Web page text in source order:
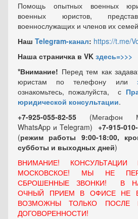
Помощь опытных военных
военных юристов,
военнослужащих и членов их
Наш Telegram-канал: https://t.me/
Наша страничка в VK здесь=>>>
*Внимание! Перед тем как
юристам по телефону или
ознакомьтесь, пожалуйста, с
юридической консультации.
+7-925-055-82-55 (Мегафон
WhatsApp и Telegram) +7-915-
(режим работы 9:00-18:00,
субботы и выходных дней)
ВНИМАНИЕ! КОНСУЛЬТАЦИИ
МОСКОВСКОЕ! МЫ НЕ
СБРОШЕННЫЕ ЗВОНКИ! В
ОЧНЫЙ ПРИЕМ В ОФИСЕ НЕ
ВОЗМОЖНЫ ТОЛЬКО ПОСЛЕ
ДОГОВОРЕННОСТИ!